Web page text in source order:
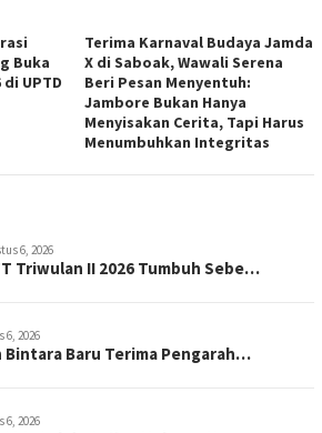
Buka
UPTD
Terima Karnaval Budaya Jamda
X di Saboak, Wawali Serena
Beri Pesan Menyentuh:
Jambore Bukan Hanya
Menyisakan Cerita, Tapi Harus
Menumbuhkan Integritas
6, 2026
Triwulan II 2026 Tumbuh Sebe…
6, 2026
Bintara Baru Terima Pengarah…
6, 2026